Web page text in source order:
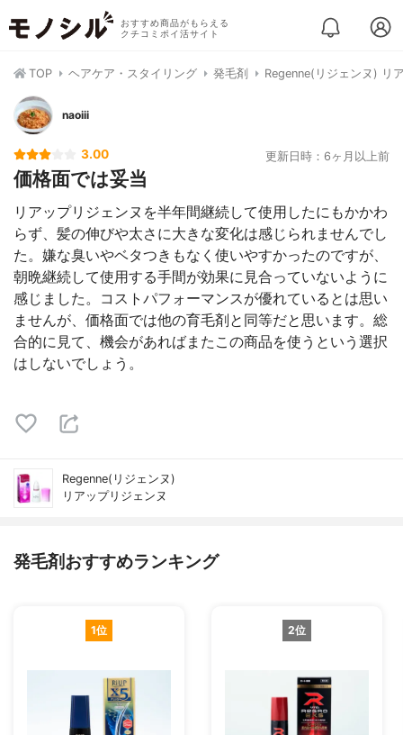
おすすめ商品がもらえる
クチコミポイ活サイト
TOP ヘアケア・スタイリング 発毛剤 Regenne(リジェンヌ) リ
naoiii
3.00 更新日時：6ヶ月以上前
価格面では妥当
リアップリジェンヌを半年間継続して使用したにもかかわ
らず、髪の伸びや太さに大きな変化は感じられませんでし
た。嫌な臭いやベタつきもなく使いやすかったのですが、
朝晩継続して使用する手間が効果に見合っていないように
感じました。コストパフォーマンスが優れているとは思い
ませんが、価格面では他の育毛剤と同等だと思います。総
合的に見て、機会があればまたこの商品を使うという選択
はしないでしょう。
Regenne(リジェンヌ)
リアップリジェンヌ
発毛剤おすすめランキング
1位 2位